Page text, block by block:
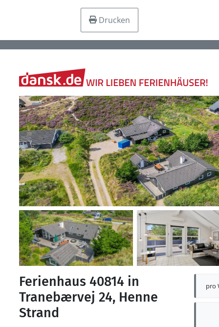
Drucken
pro
Ferienhaus 40814 in
Tranebærvej 24, Henne
Strand